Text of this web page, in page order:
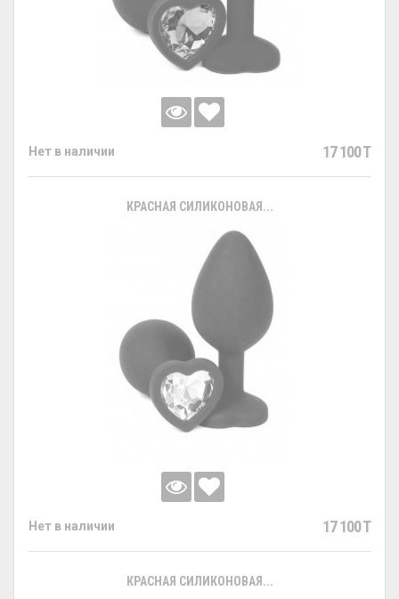
Нет в наличии 17 100 T
КРАСНАЯ СИЛИКОНОВАЯ...
Нет в наличии 17 100 T
КРАСНАЯ СИЛИКОНОВАЯ...